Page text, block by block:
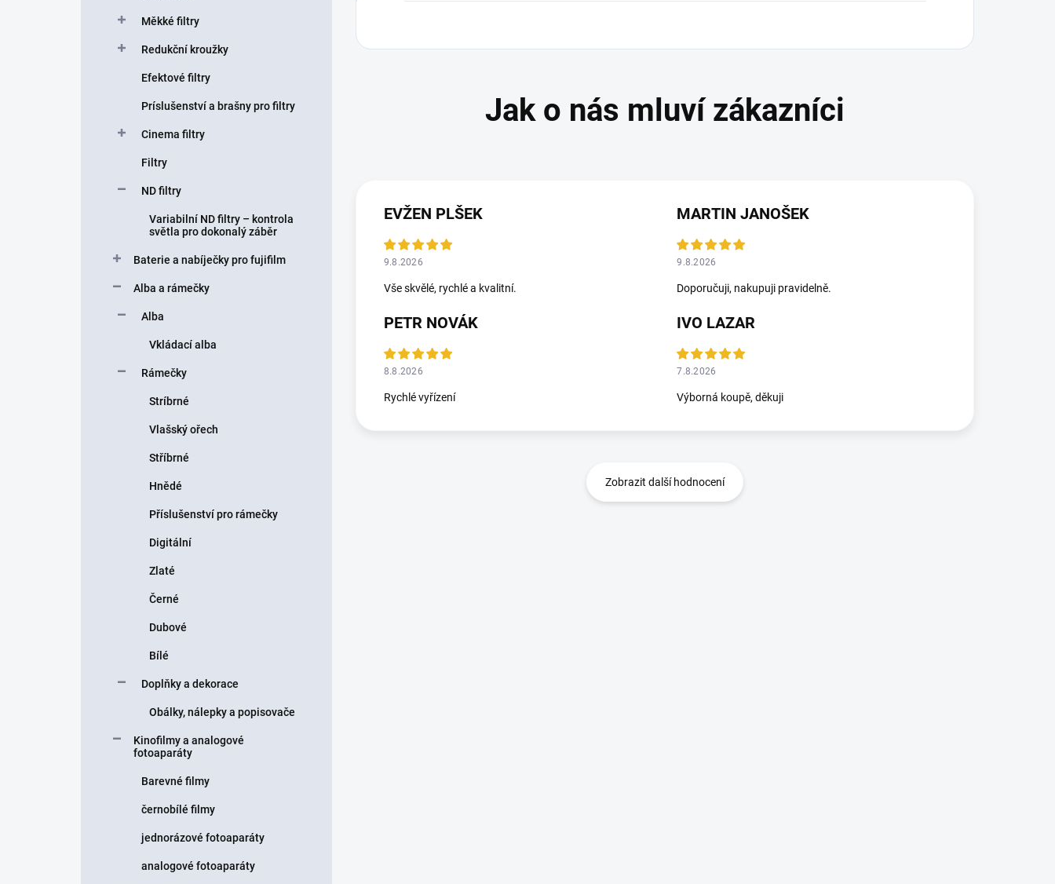
Měkké filtry
Redukční kroužky
Efektové filtry
Príslušenství a brašny pro filtry
Cinema filtry
Filtry
ND filtry
Variabilní ND filtry – kontrola
světla pro dokonalý záběr
Baterie a nabíječky pro fujifilm
Alba a rámečky
Alba
Vkládací alba
Rámečky
Stríbrné
Vlašský ořech
Stříbrné
Hnědé
Příslušenství pro rámečky
Digitální
Zlaté
Černé
Dubové
Bílé
Doplňky a dekorace
Obálky, nálepky a popisovače
Kinofilmy a analogové
fotoaparáty
Barevné filmy
černobílé filmy
jednorázové fotoaparáty
analogové fotoaparáty
EVŽEN PLŠEK
9.8.2026
Vše skvělé, rychlé a kvalitní.
MARTIN JANOŠEK
9.8.2026
Doporučuji, nakupuji pravidelně.
PETR NOVÁK
8.8.2026
Rychlé vyřízení
IVO LAZAR
7.8.2026
Výborná koupě, děkuji
Zobrazit další hodnocení